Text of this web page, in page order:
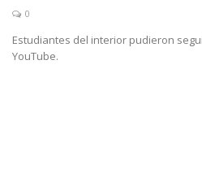
0
Estudiantes del interior pudieron
YouTube.